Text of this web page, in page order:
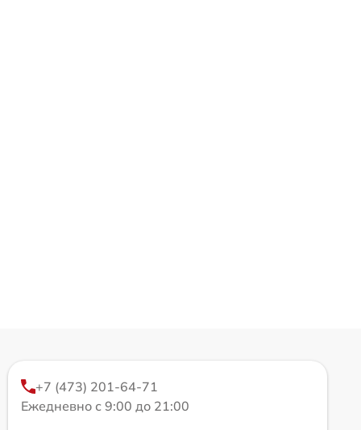
+7 (473) 201-64-71
Ежедневно с 9:00 до 21:00